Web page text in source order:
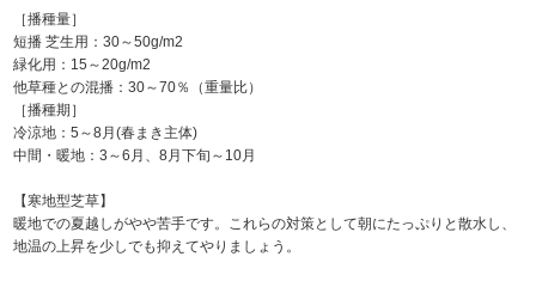
［播種量］
短播 芝生用：30～50g/m2
緑化用：15～20g/m2
他草種との混播：30～70％（重量比）
［播種期］
冷涼地：5～8月(春まき主体)
中間・暖地：3～6月、8月下旬～10月
【寒地型芝草】
暖地での夏越しがやや苦手です。これらの対策として朝にたっぷりと散水し、
地温の上昇を少しでも抑えてやりましょう。